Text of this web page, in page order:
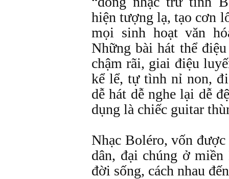
hiện tượng lạ, tạo cơn
mọi sinh hoạt văn
Những bài hát thể
chậm rãi, giai điệu
kể lể, tự tình nỉ non,
dễ hát dễ nghe lại dễ
dụng là chiếc guitar
Nhạc Boléro, vốn
dân, đại chúng ở
đời sống, cách nhau